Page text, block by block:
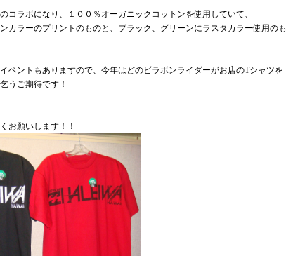
コラボになり、１００％オーガニックコットンを使用していて、
カラーのプリントのものと、ブラック、グリーンにラスタカラー使用のも
ベントもありますので、今年はどのビラボンライダーがお店のTシャツを
うご期待です！
お願いします！！